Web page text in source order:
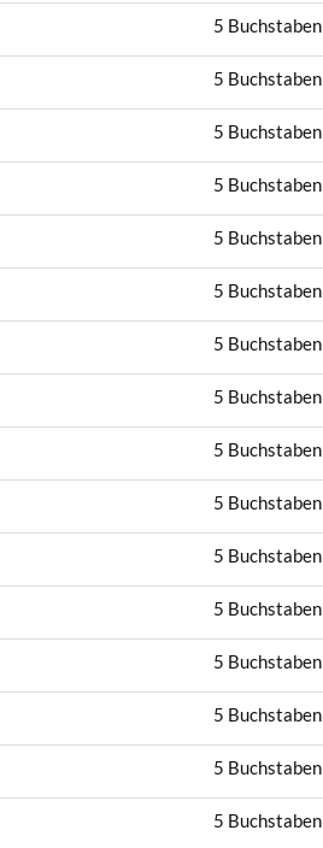
5 Buchstaben
5 Buchstaben
5 Buchstaben
5 Buchstaben
5 Buchstaben
5 Buchstaben
5 Buchstaben
5 Buchstaben
5 Buchstaben
5 Buchstaben
5 Buchstaben
5 Buchstaben
5 Buchstaben
5 Buchstaben
5 Buchstaben
5 Buchstaben